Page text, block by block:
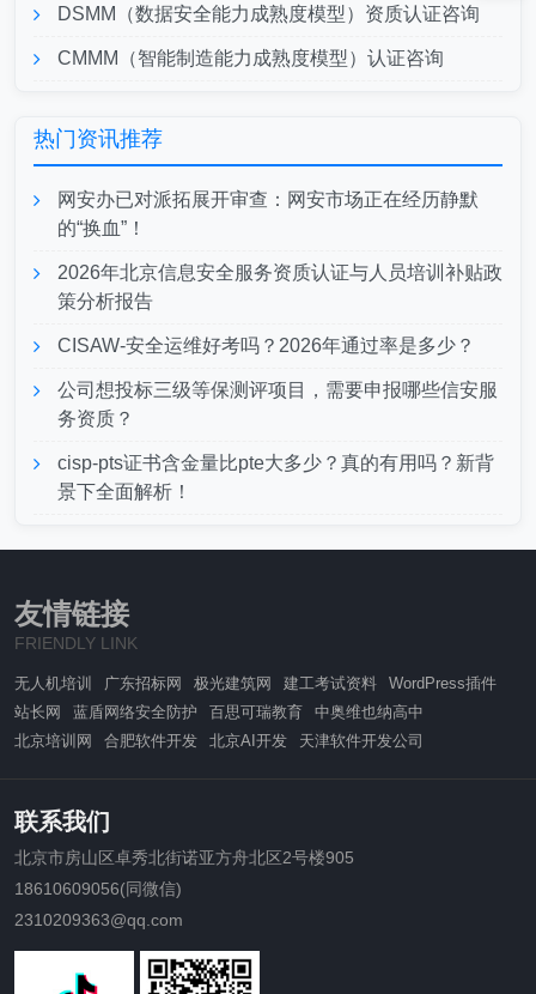
DSMM（数据安全能力成熟度模型）资质认证咨询
CMMM（智能制造能力成熟度模型）认证咨询
热门资讯推荐
网安办已对派拓展开审查：网安市场正在经历静默
的“换血”！
2026年北京信息安全服务资质认证与人员培训补贴政
策分析报告
CISAW-安全运维好考吗？2026年通过率是多少？
公司想投标三级等保测评项目，需要申报哪些信安服
务资质？
cisp-pts证书含金量比pte大多少？真的有用吗？新背
景下全面解析！
友情链接
FRIENDLY LINK
无人机培训 广东招标网 极光建筑网 建工考试资料
WordPress插件
站长网
蓝盾网络安全防护 百思可瑞教育
中奥维也纳高中
北京培训网
合肥软件开发 北京AI开发 天津软件开发公司
联系我们
北京市房山区卓秀北街诺亚方舟北区2号楼905
18610609056(同微信)
2310209363@qq.com